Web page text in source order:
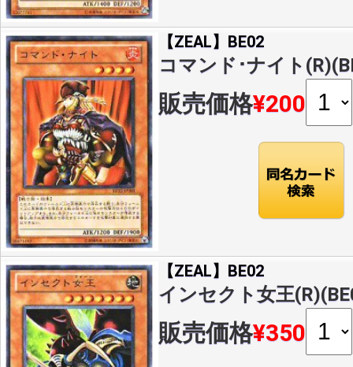
【ZEAL】BE02
コマンド･ナイト
販売価格¥200
【ZEAL】BE02
インセクト女王
販売価格¥350